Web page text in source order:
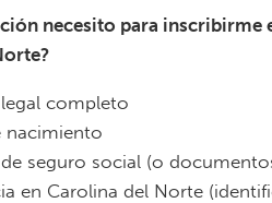
necesito para inscribirme
completo
nacimiento
seguro social (o
en Carolina del Norte